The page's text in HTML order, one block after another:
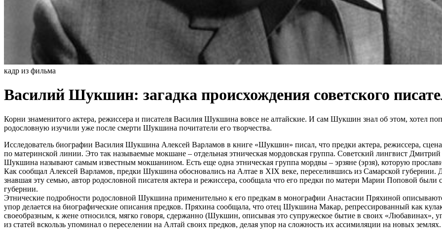
кадр из фильма
Василий Шукшин: загадка происхождения советского
Корни знаменитого актера, режиссера и писателя Василия Шукшина вовсе не алтайские. И сам Шукшин знал об этом, хотел
родословную изучили уже после смерти Шукшина почитатели его творчества.
Исследователь биографии Василия Шукшина Алексей Варламов в книге «Шукшин» писал, что предки актера, режиссера,
по материнской линии. Это так называемые мокшане – отдельная этническая мордовская группа. Советский лингвист
Шукшина называют самым известным мокшанином. Есть еще одна этническая группа мордвы – эрзяне (эрзя), которую
Как сообщал Алексей Варламов, предки Шукшина обосновались на Алтае в XIX веке, переселившись из Самарской
знавшая эту семью, автор родословной писателя актера и режиссера, сообщала что его предки по матери Марии Поповой
губернии.
Этнические подробности родословной Шукшина применительно к его предкам в монографии Анастасии Пряхиной
упор делается на биографические описания предков. Пряхина сообщала, что отец Шукшина Макар, репрессированный как
своеобразным, к жене относился, мягко говоря, сдержанно (Шукшин, описывая это супружеское бытие в своих «Любавинах»,
из статей вскользь упоминал о переселении на Алтай своих предков, делая упор на сложность их ассимиляции на новых землях.